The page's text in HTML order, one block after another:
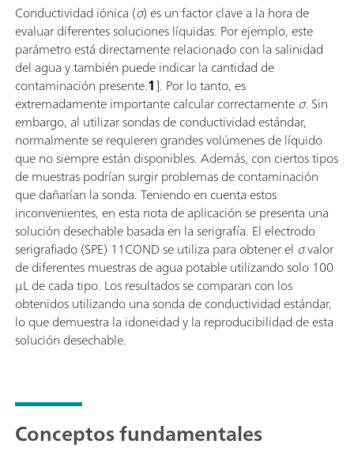
Conductividad iónica (σ) es un factor clave a la hora de
evaluar diferentes soluciones líquidas. Por ejemplo, este
parámetro está directamente relacionado con la salinidad
del agua y también puede indicar la cantidad de
contaminación presente.1]. Por lo tanto, es
extremadamente importante calcular correctamenteσ. Sin
embargo, al utilizar sondas de conductividad estándar,
normalmente se requieren grandes volúmenes de líquido
que no siempre están disponibles. Además, con ciertos tipos
de muestras podrían surgir problemas de contaminación
que dañarían la sonda. Teniendo en cuenta estos
inconvenientes, en esta nota de aplicación se presenta una
solución desechable basada en la serigrafía. El electrodo
serigrafiado (SPE) 11COND se utiliza para obtener el σvalor
de diferentes muestras de agua potable utilizando solo 100
µL de cada tipo. Los resultados se comparan con los
obtenidos utilizando una sonda de conductividad estándar,
lo que demuestra la idoneidad y la reproducibilidad de esta
solución desechable.
Conceptos fundamentales